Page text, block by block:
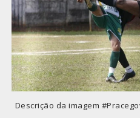
Descrição da imagem